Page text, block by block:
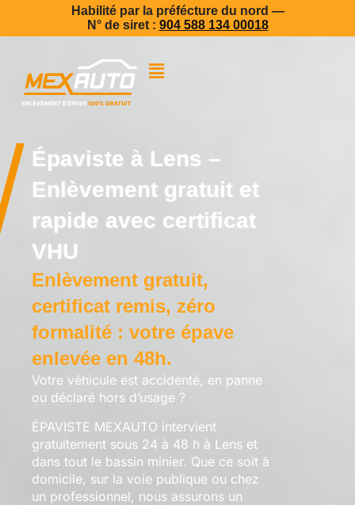
Habilité par la préfécture du nord —
N° de siret : 904 588 134 00018
Épaviste à Lens –
Enlèvement gratuit et
rapide avec certificat
VHU
Enlèvement gratuit,
certificat remis, zéro
formalité : votre épave
enlevée en 48h.
Votre véhicule est accidenté, en panne
ou déclaré hors d’usage ?
ÉPAVISTE MEXAUTO intervient
gratuitement sous 24 à 48 h à Lens et
dans tout le bassin minier. Que ce soit à
domicile, sur la voie publique ou chez
un professionnel, nous assurons un